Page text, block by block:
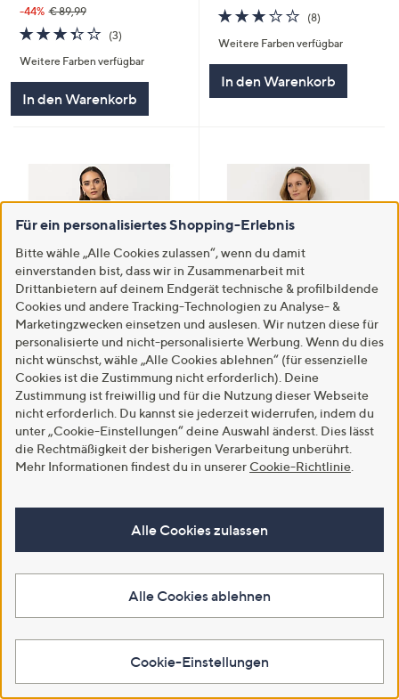
-44% € 89,99
3.3
von
5
(3)
Weitere Farben verfügbar
In den Warenkorb
3.1
von
5
(8)
Weitere Farben verfügbar
In den Warenkorb
SALE
STEFFEN SCHRAUT Blazer,
kurze Form Schulterpolster
bedrucktes Futter
figurumspielend
€ 99,99
2.9
von
5
(7)7
Bewertungen
SALE
STRANDFEIN Streifenblazer
Reverskragen aufgesetzte
Taschen figurumspielend
€ 79,99
-46%
€ 149,99
2.7
von
5
(3)
Bewertungen
Für ein personalisiertes Shopping-Erlebnis
Bitte wähle „Alle Cookies zulassen“, wenn du damit
einverstanden bist, dass wir in Zusammenarbeit mit
Drittanbietern auf deinem Endgerät technische & profilbildende
Cookies und andere Tracking-Technologien zu Analyse- &
Marketingzwecken einsetzen und auslesen. Wir nutzen diese für
personalisierte und nicht-personalisierte Werbung. Wenn du dies
nicht wünschst, wähle „Alle Cookies ablehnen“ (für essenzielle
Cookies ist die Zustimmung nicht erforderlich). Deine
Zustimmung ist freiwillig und für die Nutzung dieser Webseite
nicht erforderlich. Du kannst sie jederzeit widerrufen, indem du
unter „Cookie-Einstellungen“ deine Auswahl änderst. Dies lässt
die Rechtmäßigkeit der bisherigen Verarbeitung unberührt.
Mehr Informationen findest du in unserer Cookie-Richtlinie
Alle Cookies zulassen
Alle Cookies ablehnen
Cookie-Einstellungen